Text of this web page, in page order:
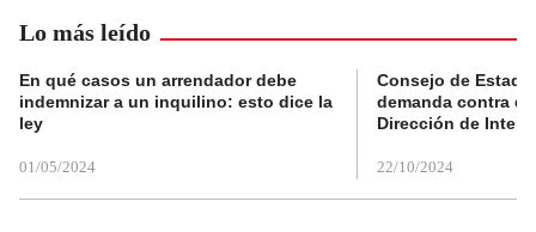
Lo más leído
En qué casos un arrendador debe
indemnizar a un inquilino: esto dice la
ley
01/05/2024
Consejo de
demanda contra
Dirección de
22/10/2024